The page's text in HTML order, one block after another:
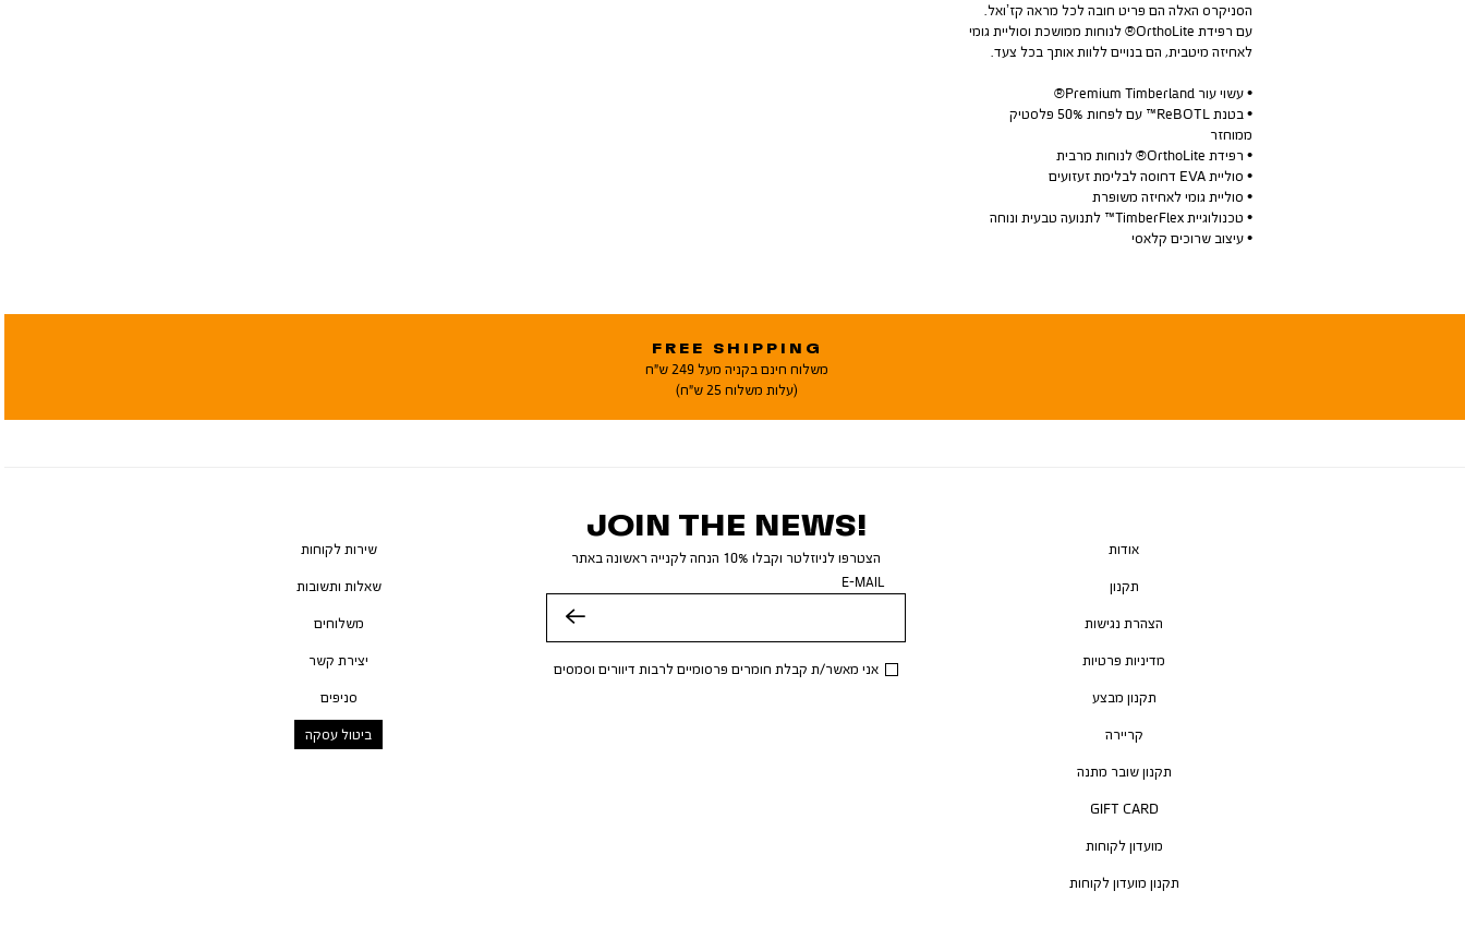
הסניקרס האלה הם פריט חובה לכל מראה קז’ואל.
עם רפידת OrthoLite® לנוחות ממושכת וסוליית גומי
לאחיזה מיטבית, הם בנויים ללוות אותך בכל צעד.
• עשוי עור Premium Timberland®
• בטנת ReBOTL™ עם לפחות 50% פלסטיק
ממוחזר
• רפידת OrthoLite® לנוחות מרבית
• סוליית EVA דחוסה לבלימת זעזועים
• סוליית גומי לאחיזה משופרת
• טכנולוגיית TimberFlex™ לתנועה טבעית ונוחה
• עיצוב שרוכים קלאסי
FREE SHIPPING
משלוח חינם בקניה מעל 249 ש"ח
(עלות משלוח 25 ש"ח)
JOIN THE NEWS!
הצטרפו לניוזלטר וקבלו 10% הנחה לקנייה ראשונה באתר
E-MAIL
אני מאשר/ת קבלת חומרים פרסומיים לרבות דיוורים וסמסים
אודות
תקנון
הצהרת נגישות
מדיניות פרטיות
תקנון מבצע
קריירה
תקנון שובר מתנה
GIFT CARD
מועדון לקוחות
תקנון מועדון לקוחות
שירות לקוחות
שאלות ותשובות
משלוחים
יצירת קשר
סניפים
ביטול עסקה